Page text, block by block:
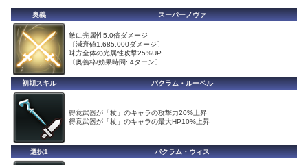
奥義 スーパーノヴァ
敵に光属性5.0倍ダメージ
〔減衰値1,685,000ダメージ〕
味方全体の光属性攻撃25%UP
〔奥義枠/効果時間: 4ターン〕
初期スキル バクラム・ルーベル
得意武器が「杖」のキャラの攻撃力20%上昇
得意武器が「杖」のキャラの最大HP10%上昇
選択1 バクラム・ウィス